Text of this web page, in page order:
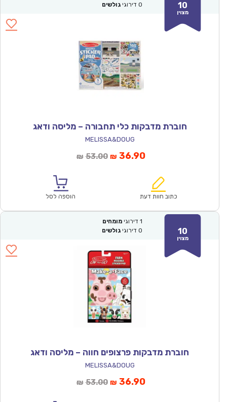
10
מצוין
0 דירוגי גולשים
חוברת מדבקות כלי תחבורה – מליסה ודאג
MELISSA&DOUG
₪ 53.00המחיר
₪53.00.
₪ 36.90המחיר
הוא:
כתוב חוות דעת הוספה לסל
10
מצוין
1 דירוגי מומחים
0 דירוגי גולשים
חוברת מדבקות פרצופים חווה – מליסה ודאג
MELISSA&DOUG
₪ 53.00המחיר
₪ 36.90המחיר